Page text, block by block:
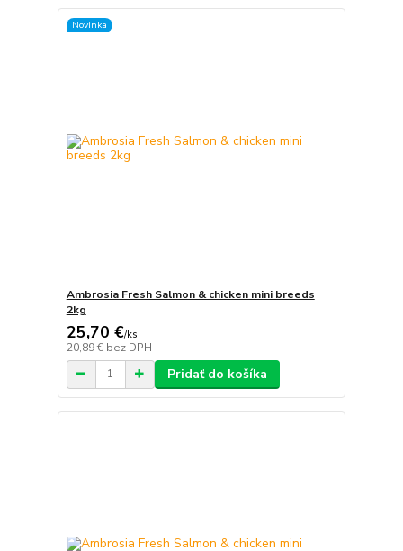
Novinka
Ambrosia Fresh Salmon & chicken mini breeds
2kg
25,70 €/ks
20,89 € bez DPH
Pridať do košíka